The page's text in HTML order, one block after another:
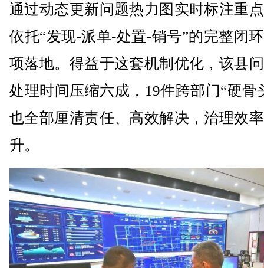
通过动态更新问题热力图实时标注重
依托“发现-派单-处置-销号”的完整闭
项落地。得益于这套机制优化，该县
处理时间压缩六成，19件跨部门“硬骨
也全部厘清责任、高效解决，治理效
升。